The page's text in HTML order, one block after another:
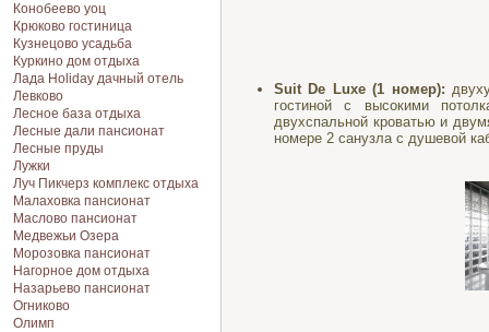
Конобеево уоц
Крюково гостиница
Кузнецово усадьба
Куркино дом отдыха
Лада Holiday дачный отель
Левково
Лесное база отдыха
Лесные дали пансионат
Лесные пруды
Лужки
Луч Пикчерз комплекс отдыха
Малаховка пансионат
Маслово пансионат
Медвежьи Озера
Морозовка пансионат
Нагорное дом отдыха
Назарьево пансионат
Огниково
Олимп
Suit De Luxe (1 номер):
гостиной с высокими
двухспальной кроватью и
номере 2 санузла с душевой